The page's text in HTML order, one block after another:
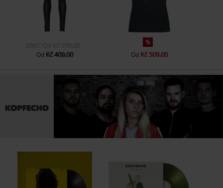
DMC Od Kč 799,00
Od Kč 409,00
%
Od Kč 509,00